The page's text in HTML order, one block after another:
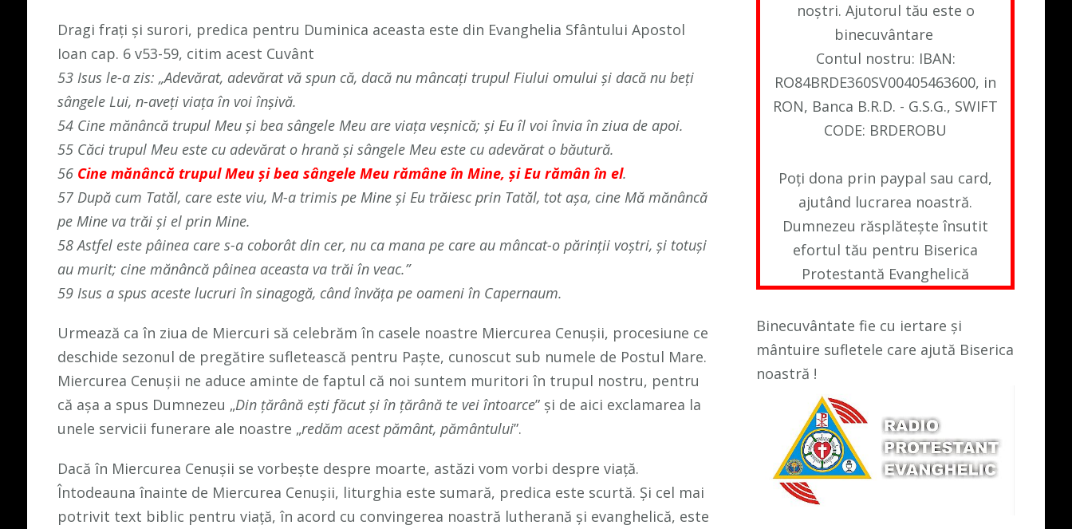
Dragi frați și surori, predica pentru Duminica aceasta este din Evanghelia Sfântului Apostol
Ioan cap. 6 v53-59, citim acest Cuvânt
53 Isus le-a zis: „Adevărat, adevărat vă spun că, dacă nu mâncaţi trupul Fiului omului şi dacă nu beţi
sângele Lui, n-aveţi viaţa în voi înşivă.
54 Cine mănâncă trupul Meu şi bea sângele Meu are viaţa veşnică; şi Eu îl voi învia în ziua de apoi.
55 Căci trupul Meu este cu adevărat o hrană şi sângele Meu este cu adevărat o băutură.
56 Cine mănâncă trupul Meu şi bea sângele Meu rămâne în Mine, şi Eu rămân în el.
57 După cum Tatăl, care este viu, M-a trimis pe Mine şi Eu trăiesc prin Tatăl, tot aşa, cine Mă mănâncă
pe Mine va trăi şi el prin Mine.
58 Astfel este pâinea care s-a coborât din cer, nu ca mana pe care au mâncat-o părinţii voştri, şi totuşi
au murit; cine mănâncă pâinea aceasta va trăi în veac.”
59 Isus a spus aceste lucruri în sinagogă, când învăţa pe oameni în Capernaum.
Urmează ca în ziua de Miercuri să celebrăm în casele noastre Miercurea Cenușii, procesiune ce
deschide sezonul de pregătire sufletească pentru Paște, cunoscut sub numele de Postul Mare.
Miercurea Cenușii ne aduce aminte de faptul că noi suntem muritori în trupul nostru, pentru
că așa a spus Dumnezeu „Din țărână ești făcut și în țărână te vei întoarce” și de aici exclamarea la
unele servicii funerare ale noastre „redăm acest pământ, pământului”.
Dacă în Miercurea Cenușii se vorbește despre moarte, astăzi vom vorbi despre viață.
Întodeauna înainte de Miercurea Cenușii, liturghia este sumară, predica este scurtă. Și cel mai
potrivit text biblic pentru viață, în acord cu convingerea noastră lutherană și evanghelică, este
noștri. Ajutorul tău este o
binecuvântare
Contul nostru: IBAN:
RO84BRDE360SV00405463600, in
RON, Banca B.R.D. - G.S.G., SWIFT
CODE: BRDEROBU
Poți dona prin paypal sau card,
ajutând lucrarea noastră.
Dumnezeu răsplătește însutit
efortul tău pentru Biserica
Protestantă Evanghelică
Binecuvântate fie cu iertare și
mântuire sufletele care ajută Biserica
noastră !